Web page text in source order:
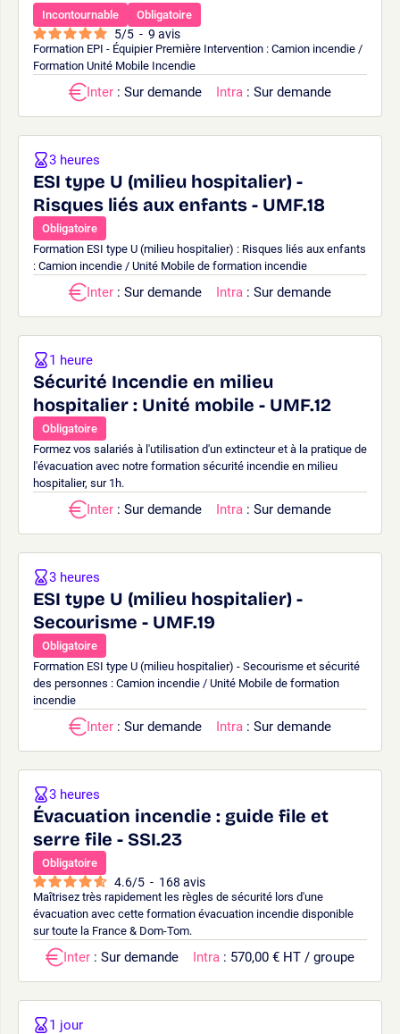
Incontournable Obligatoire
5/5 - 9 avis
Formation EPI - Équipier Première Intervention : Camion incendie /
Formation Unité Mobile Incendie
Inter : Sur demande Intra : Sur demande
ESI type U (milieu hospitalier) -
Risques liés aux enfants - UMF.18
Obligatoire
Formation ESI type U (milieu hospitalier) : Risques liés aux enfants
: Camion incendie / Unité Mobile de formation incendie
3 heures
Inter : Sur demande Intra : Sur demande
Sécurité Incendie en milieu
hospitalier : Unité mobile - UMF.12
Obligatoire
Formez vos salariés à l'utilisation d'un extincteur et à la pratique de
l'évacuation avec notre formation sécurité incendie en milieu
hospitalier, sur 1h.
1 heure
Inter : Sur demande Intra : Sur demande
ESI type U (milieu hospitalier) -
Secourisme - UMF.19
Obligatoire
Formation ESI type U (milieu hospitalier) - Secourisme et sécurité
des personnes : Camion incendie / Unité Mobile de formation
incendie
3 heures
Inter : Sur demande Intra : Sur demande
Évacuation incendie : guide file et
serre file - SSI.23
Obligatoire
4.6/5 - 168 avis
Maîtrisez très rapidement les règles de sécurité lors d'une
évacuation avec cette formation évacuation incendie disponible
sur toute la France & Dom-Tom.
3 heures
Inter : Sur demande Intra : 570,00 € HT / groupe
1 jour